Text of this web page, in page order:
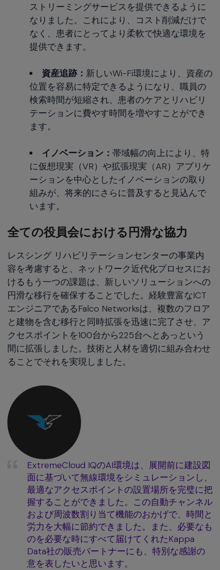
ストリーミングサービスを提供できるように
なりました。これにより、コスト削減だけで
なく、患者にとってより柔軟で快適な環境を
提供できます。
資産追跡： 新しいWi-Fi環境により、資産の
位置を容易に特定できるようになり、職員の
検索時間が短縮され、患者のケアとリハビリ
テーションに費やす時間を増やすことができ
ます。
イノベーション： 帯域幅の向上により、特
に仮想現実（VR）や拡張現実（AR）アプリケ
ーションを中心としたイノベーションの取り
組みが、将来的にさらに普及すると見込んで
います。
全ての役員会における円滑な協力
レスシング リハビリテーションセンターの事業内
容を考慮すると、ネットワーク近代化プロセスにお
けるもう一つの課題は、新しいソリューションへの
円滑な移行を確保することでした。経験豊富なICT
エンジニアであるFalco Networksは、複数のフロア
と建物を含む移行と同時拡張を迅速に完了させ、ア
クセスポイントを100台から225台へとあっという
間に拡張しました。技術と人材を適切に組み合わせ
ることでそれを実現しました。
ExtremeCloud IQのAI環境は、展開前に建設図
面に基づいて無線環境をシミュレーションし、
最適なアクセスポイントの設置場所を完璧に把
握することができました。この自動チャンネル
および周波数割り当て機能のおかげで、時間と
労力を大幅に節約できました。また、必要なも
のを必要な時にすべて届けてくれたKappa
Data社の販売パートナーにも、特別な感謝の
意を表したいと思います。